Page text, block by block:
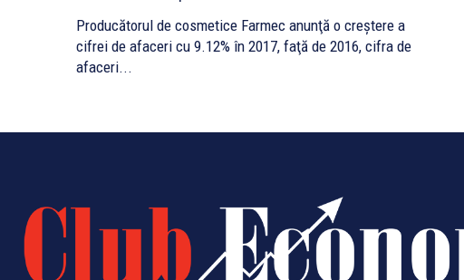
Producătorul de cosmetice Farmec anunţă o creştere a
cifrei de afaceri cu 9.12% în 2017, faţă de 2016, cifra de
afaceri...